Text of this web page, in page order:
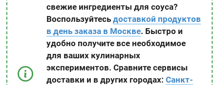
свежие ингредиенты для соуса?
Воспользуйтесьдоставкой продуктов
в день заказа в Москве. Быстро и
удобно получите все необходимое
для ваших кулинарных
экспериментов. Сравните сервисы
доставки и в других городах:Санкт-